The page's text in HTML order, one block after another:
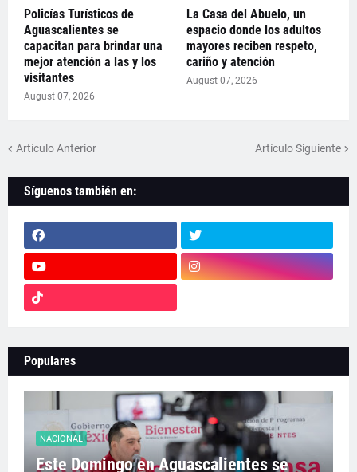
Policías Turísticos de
Aguascalientes se
capacitan para brindar una
mejor atención a las y los
visitantes
August 07, 2026
La Casa del Abuelo, un
espacio donde los adultos
mayores reciben respeto,
cariño y atención
August 07, 2026
Artículo Anterior Artículo Siguiente
Síguenos también en:
Populares
NACIONAL
Este Domingo en Aguascalientes se